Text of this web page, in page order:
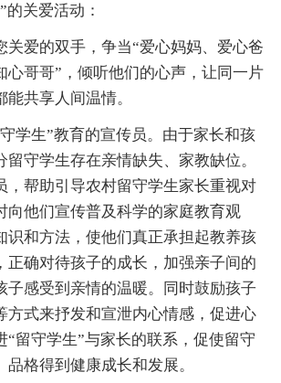
的关爱活动：
爱的双手，争当“爱心妈妈、爱心爸
心哥哥”，倾听他们的心声，让同一片
共享人间温情。
生”教育的宣传员。由于家长和孩
留守学生存在亲情缺失、家教缺位。
，帮助引导农村留守学生家长重视对
向他们宣传普及科学的家庭教育观
识和方法，使他们真正承担起教养孩
正确对待孩子的成长，加强亲子间的
子感受到亲情的温暖。同时鼓励孩子
方式来抒发和宣泄内心情感，促进心
“留守学生”与家长的联系，促使留守
格得到健康成长和发展。